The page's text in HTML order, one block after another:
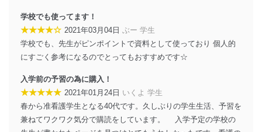
メール等により個人データの含まれるファイルを
送信する場合に、当該ファイルへのパスワードを
設定しています。
個人情報保護マネジメントシステムの継続的改善
当社は、内部監査及びマネジメントレビューの機会を通
じて、個人情報保護マネジメントシステムを継続的に改
善し、常に最良の状態を維持します。
苦情及び相談受付け窓口
学校でも使ってます！
★★★★☆ 2021年03月04日 ぶー 学生
学校でも、先生がピンポイントで資料として使っており 個人的
にすごく参考になるのでとってもおすすめです☆
入学前の予習の為に購入！
★★★★★ 2021年01月24日 いくよ 学生
春から准看護学生となる40代です。久しぶりの学生生活、予習を
兼ねてワクワク気分で購読をしています。 入学予定の学校の